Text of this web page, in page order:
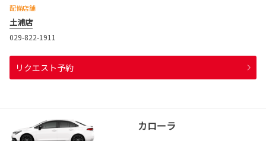
配備店舗
土浦店
029-822-1911
リクエスト予約
カローラ